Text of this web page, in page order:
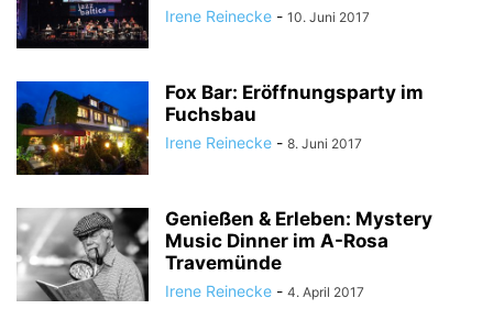
Irene Reinecke - 10. Juni 2017
Fox Bar: Eröffnungsparty im
Fuchsbau
Irene Reinecke - 8. Juni 2017
Genießen & Erleben: Mystery
Music Dinner im A-Rosa
Travemünde
Irene Reinecke - 4. April 2017